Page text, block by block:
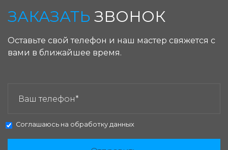
ЗАКАЗАТЬ ЗВОНОК
Оставьте свой телефон и наш мастер свяжется с
вами в ближайшее время.
Соглашаюсь на обработку данных